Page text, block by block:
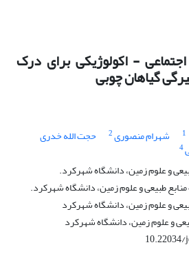
- اکولوژیکی برای درک
گیاهان چوبی
1 شهرام منصوری2 حجت الله خدری
4
و علوم زمین، دانشگاه شهرکرد.
طبیعی و علوم زمین، دانشگاه شهرکرد.
و علوم زمین، دانشگاه شهرکرد
و علوم زمین، دانشگاه شهرکرد
10.22034/